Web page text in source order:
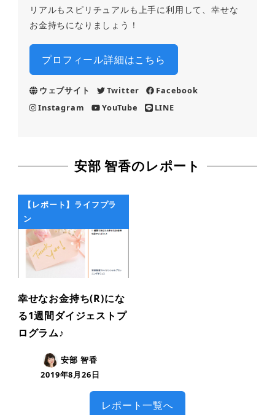
リアルもスピリチュアルも上手に利用して、幸せな
お金持ちになりましょう！
プロフィール詳細はこちら
ウェブサイト Twitter
Facebook
Instagram
YouTube LINE
安部 智香のレポート
【レポート】ライフプラ
ン
幸せなお金持ち(R)にな
る1週間ダイジェストプ
ログラム♪
安部 智香
2019年8月26日
レポート一覧へ